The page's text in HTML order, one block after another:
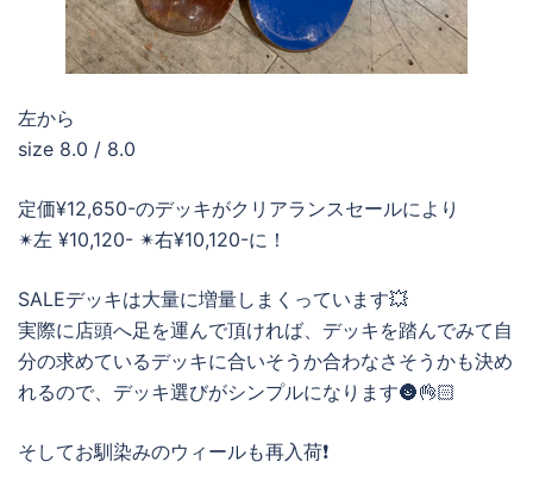
左から
size 8.0 / 8.0
定価¥12,650-のデッキがクリアランスセールにより
✴︎左 ¥10,120- ✴︎右¥10,120-に！
SALEデッキは大量に増量しまくっています💥
実際に店頭へ足を運んで頂ければ、デッキを踏んでみて自
分の求めているデッキに合いそうか合わなさそうかも決め
れるので、デッキ選びがシンプルになります🌚👌🏻
そしてお馴染みのウィールも再入荷❗️